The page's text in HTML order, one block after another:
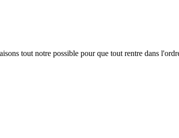
tout notre possible pour que tout rentre dans